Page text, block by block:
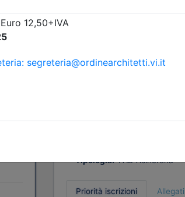
PROFESSIONISTA
(edizione 1)
Durata:4 ore
Tipologia:FAD Asincrona
Priorità iscrizioni Allegati